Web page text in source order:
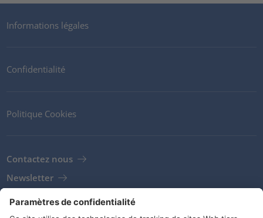
Informations légales
Confidentialité
Politique Cookies
Contactez nous
Newsletter